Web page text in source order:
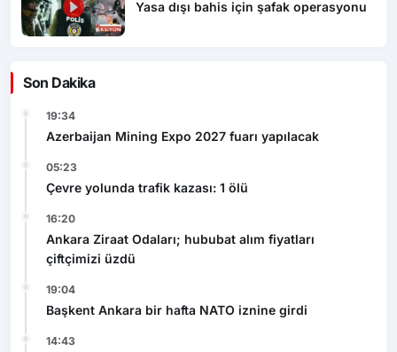
Yasa dışı bahis için şafak operasyonu
Son Dakika
19:34
Azerbaijan Mining Expo 2027 fuarı yapılacak
05:23
Çevre yolunda trafik kazası: 1 ölü
16:20
Ankara Ziraat Odaları; hububat alım fiyatları
çiftçimizi üzdü
19:04
Başkent Ankara bir hafta NATO iznine girdi
14:43